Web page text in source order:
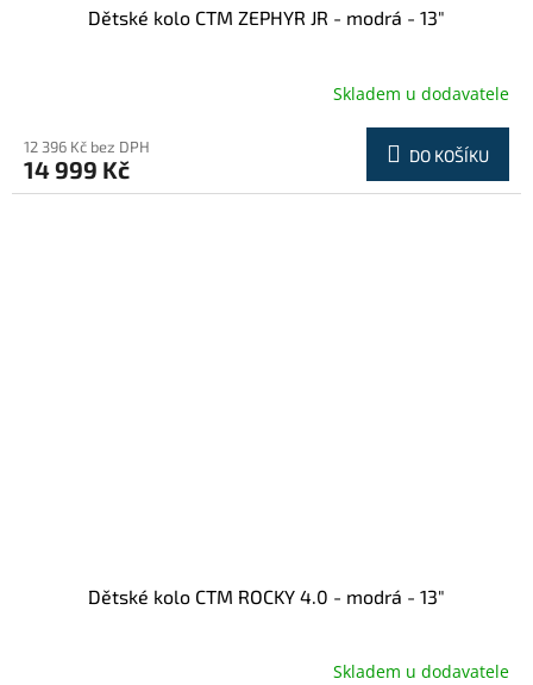
Dětské kolo CTM ZEPHYR JR - modrá - 13"
Skladem u dodavatele
12 396 Kč bez DPH
14 999 Kč DO KOŠÍKU
Dětské kolo CTM ROCKY 4.0 - modrá - 13"
Skladem u dodavatele